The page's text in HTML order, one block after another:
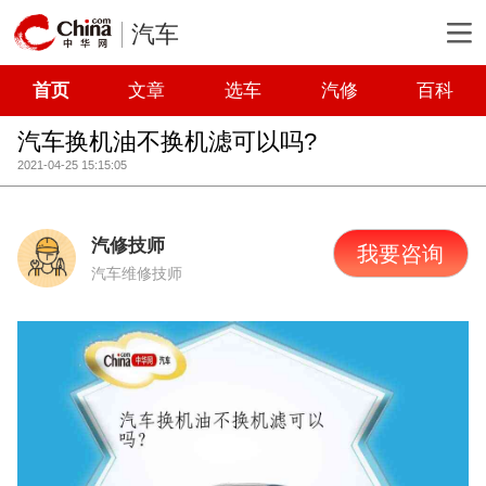
汽车
首页 文章 选车 汽修 百科
汽车换机油不换机滤可以吗?
2021-04-25 15:15:05
汽修技师
汽车维修技师
我要咨询